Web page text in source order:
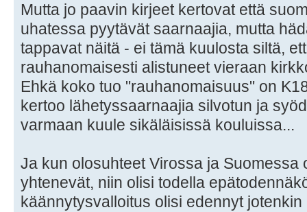
Mutta jo paavin kirjeet kertovat että
uhatessa pyytävät saarnaajia, mutta
tappavat näitä - ei tämä kuulosta siltä,
rauhanomaisesti alistuneet vieraan
Ehkä koko tuo "rauhanomaisuus" on
kertoo lähetyssaarnaajia silvotun ja
varmaan kuule sikäläisissä kouluissa...
Ja kun olosuhteet Virossa ja Suomessa
yhtenevät, niin olisi todella
käännytysvalloitus olisi edennyt